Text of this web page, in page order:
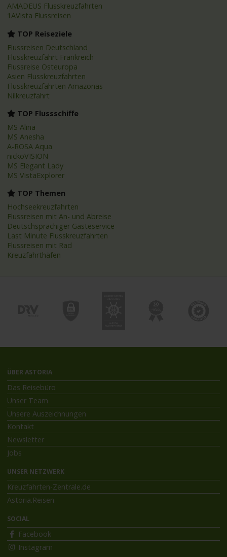
AMADEUS Flusskreuzfahrten
1AVista Flussreisen
TOP Reiseziele
Flussreisen Deutschland
Flusskreuzfahrt Frankreich
Flussreise Osteuropa
Asien Flusskreuzfahrten
Flusskreuzfahrten Amazonas
Nilkreuzfahrt
TOP Flussschiffe
MS Alina
MS Anesha
A-ROSA Aqua
nickoVISION
MS Elegant Lady
MS VistaExplorer
TOP Themen
Hochseekreuzfahrten
Flussreisen mit An- und Abreise
Deutschsprachiger Gästeservice
Last Minute Flusskreuzfahrten
Flussreisen mit Rad
Kreuzfahrthäfen
ÜBER ASTORIA
Das Reisebüro
Unser Team
Unsere Auszeichnungen
Kontakt
Newsletter
Jobs
UNSER NETZWERK
Kreuzfahrten-Zentrale.de
Astoria.Reisen
SOCIAL
Facebook
Instagram